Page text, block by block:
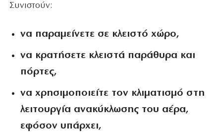
Συνιστούν:
να παραμείνετε σε κλειστό χώρο,
να κρατήσετε κλειστά παράθυρα και
πόρτες,
να χρησιμοποιείτε τον κλιματισμό στη
λειτουργία ανακύκλωσης του αέρα,
εφόσον υπάρχει,